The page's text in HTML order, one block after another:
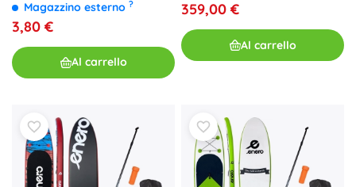
arancione
Magazzino esterno ?
3,80 €
Al carrello
359,00 €
Al carrello